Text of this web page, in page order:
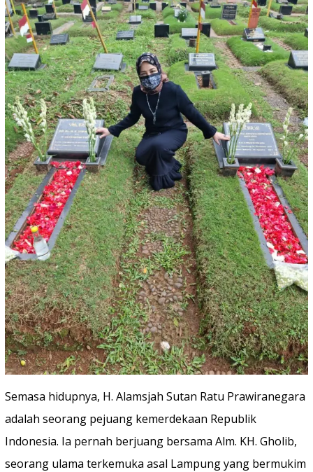
Semasa hidupnya, H. Alamsjah Sutan Ratu Prawiranegara
adalah seorang pejuang kemerdekaan Republik
Indonesia. Ia pernah berjuang bersama Alm. KH. Gholib,
seorang ulama terkemuka asal Lampung yang bermukim